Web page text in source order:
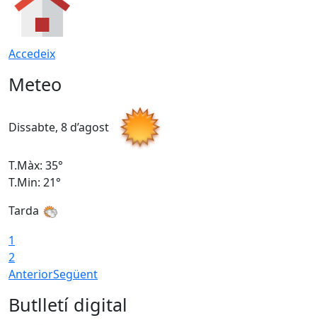
Accedeix
Meteo
Dissabte, 8 d’agost
T.Màx: 35°
T.Min: 21°
Tarda
1
2
AnteriorSegüent
Butlletí digital